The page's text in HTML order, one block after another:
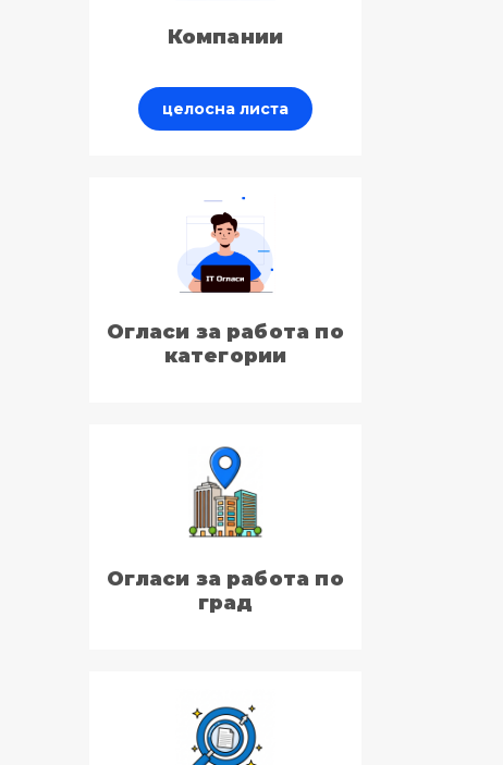
Компании
целосна листа
Огласи за работа по
категории
Огласи за работа по
град